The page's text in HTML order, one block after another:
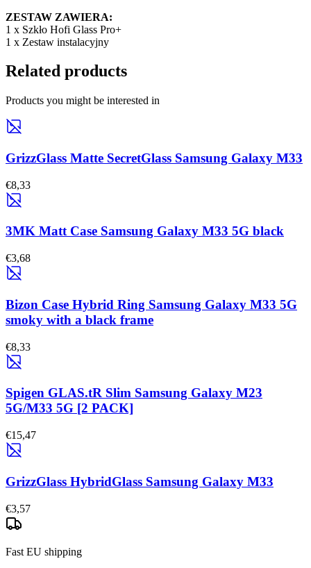
ZESTAW ZAWIERA:
1 x Szkło Hofi Glass Pro+
1 x Zestaw instalacyjny
Related products
Products you might be interested in
GrizzGlass Matte SecretGlass Samsung Galaxy M33
€8,33
3MK Matt Case Samsung Galaxy M33 5G black
€3,68
Bizon Case Hybrid Ring Samsung Galaxy M33 5G
smoky with a black frame
€8,33
Spigen GLAS.tR Slim Samsung Galaxy M23
5G/M33 5G [2 PACK]
€15,47
GrizzGlass HybridGlass Samsung Galaxy M33
€3,57
Fast EU shipping